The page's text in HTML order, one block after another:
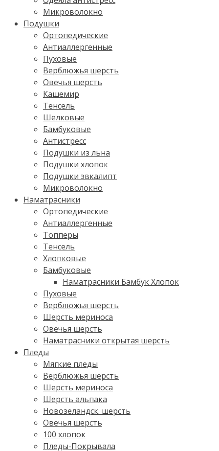
Микроволокно
Подушки
Ортопедические
Антиаллергенные
Пуховые
Верблюжья шерсть
Овечья шерсть
Кашемир
Тенсель
Шелковые
Бамбуковые
Антистресс
Подушки из льна
Подушки хлопок
Подушки эвкалипт
Микроволокно
Наматрасники
Ортопедические
Антиаллергенные
Топперы
Тенсель
Хлопковые
Бамбуковые
Наматрасники Бамбук Хлопок
Пуховые
Верблюжья шерсть
Шерсть мериноса
Овечья шерсть
Наматрасники открытая шерсть
Пледы
Мягкие пледы
Верблюжья шерсть
Шерсть мериноса
Шерсть альпака
Новозеландск. шерсть
Овечья шерсть
100 хлопок
Пледы-Покрывала